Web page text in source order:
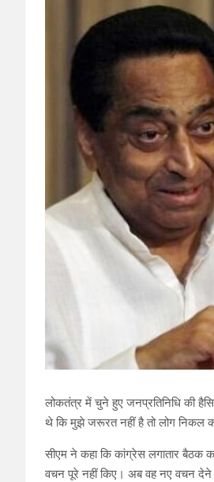
लोकतंत्र में चुने हुए जनप्रतिनिधि की
थे कि मुझे जरूरत नहीं है तो लोग निकल
सीएम ने कहा कि कांग्रेस लगातार बैठक
वचन पूरे नहीं किए। अब वह नए वचन देने